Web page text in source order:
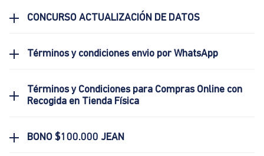
CONCURSO ACTUALIZACIÓN DE DATOS
Términos y condiciones envio por WhatsApp
Términos y Condiciones para Compras Online con
Recogida en Tienda Física
BONO $100.000 JEAN